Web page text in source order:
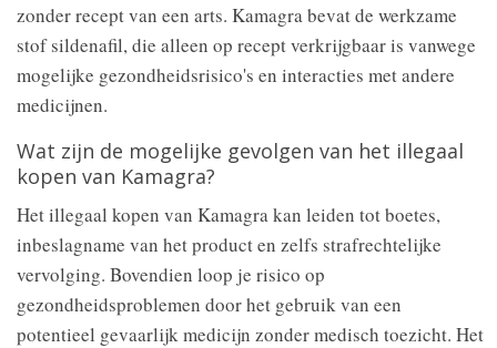
zonder recept van een arts. Kamagra bevat de werkzame
stof sildenafil, die alleen op recept verkrijgbaar is vanwege
mogelijke gezondheidsrisico's en interacties met andere
medicijnen.
Wat zijn de mogelijke gevolgen van het illegaal
kopen van Kamagra?
Het illegaal kopen van Kamagra kan leiden tot boetes,
inbeslagname van het product en zelfs strafrechtelijke
vervolging. Bovendien loop je risico op
gezondheidsproblemen door het gebruik van een
potentieel gevaarlijk medicijn zonder medisch toezicht. Het